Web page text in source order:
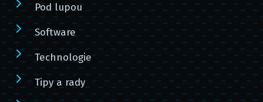
Pod lupou
Software
Technologie
Tipy a rady